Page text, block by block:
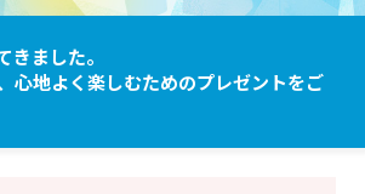
きました。
心地よく楽しむためのプレゼントをご